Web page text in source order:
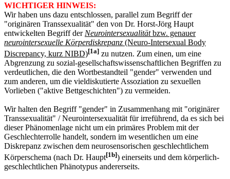
WICHTIGER HINWEIS:
Wir haben uns dazu entschlossen, parallel zum Begriff der
"originären Transsexualität" den von Dr. Horst-Jörg Haupt
entwickelten Begriff der Neurointersexualitätbzw. genauer
neurointersexuelle Körperdiskrepanz (Neuro-Intersexual Body
Discrepancy, kurz NIBD)[1a] zu nutzen. Zum einen, um eine
Abgrenzung zu sozial-gesellschaftswissenschaftlichen Begriffen zu
verdeutlichen, die den Wortbestandteil "gender" verwenden und
zum anderen, um die vieldiskutierte Assoziation zu sexuellen
Vorlieben ("aktive Bettgeschichten") zu vermeiden.
Wir halten den Begriff "gender" in Zusammenhang mit "originärer
Transsexualität" / Neurointersexualität für irreführend, da es sich bei
dieser Phänomenlage nicht um ein primäres Problem mit der
Geschlechterrolle handelt, sondern im wesentlichen um eine
Diskrepanz zwischen dem neurosensorischen geschlechtlichem
Körperschema (nach Dr. Haupt[1b]) einerseits und dem körperlich-
geschlechtlichen Phänotypus andererseits.